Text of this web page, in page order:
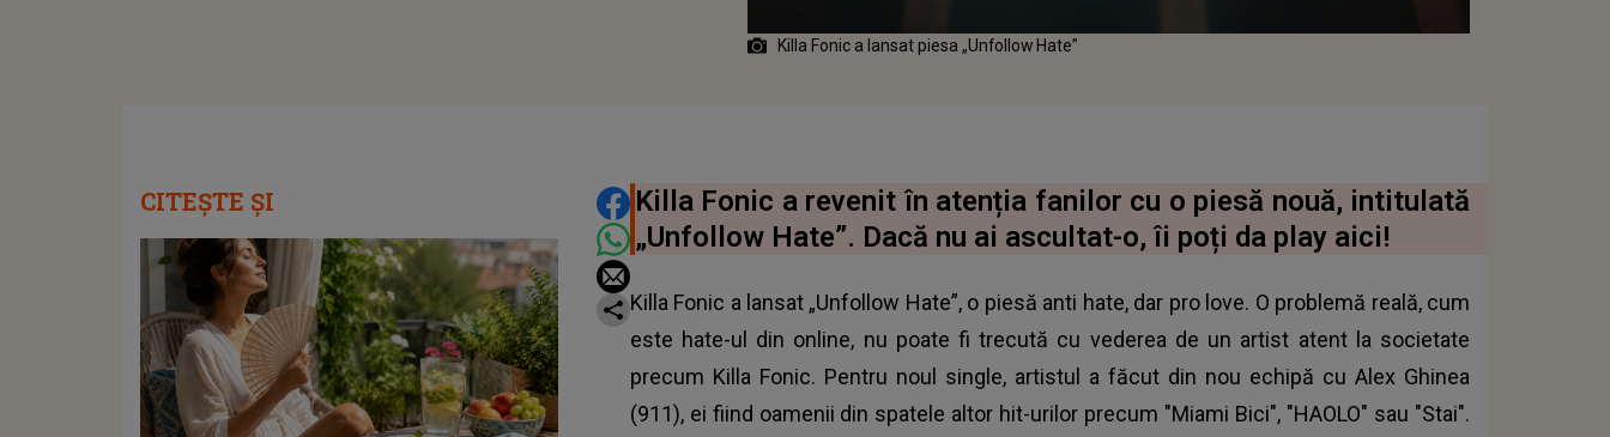
Killa Fonic a lansat piesa „Unfollow Hate”
DISTRIBUIE ARTICOLUL
Killa Fonic a revenit în atenția fanilor cu o piesă nouă, intitulată
„Unfollow Hate”. Dacă nu ai ascultat-o, îi poți da play aici!
Killa Fonic a lansat „Unfollow Hate”, o piesă anti hate, dar pro love. O problemă reală, cum
este hate-ul din online, nu poate fi trecută cu vederea de un artist atent la societate
precum Killa Fonic. Pentru noul single, artistul a făcut din nou echipă cu Alex Ghinea
(911), ei fiind oamenii din spatele altor hit-urilor precum "Miami Bici", "HAOLO" sau "Stai".
CITEȘTE ȘI